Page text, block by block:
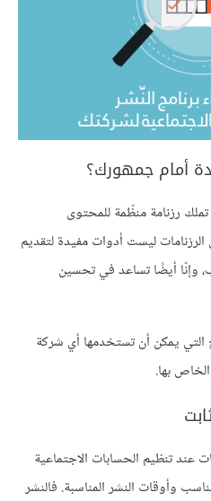
أمام جمهورك؟
رزنامة منظّمة للمحتوى
ليست أدوات مفيدة لتقديم
وإنّا أيضًا تساعد في تحسين
النصائح التي يمكن أن تستخدمها أي شركة
بها.
عند تنظيم الحسابات الاجتماعية
وأوقات النشر المناسبة. فالنشر